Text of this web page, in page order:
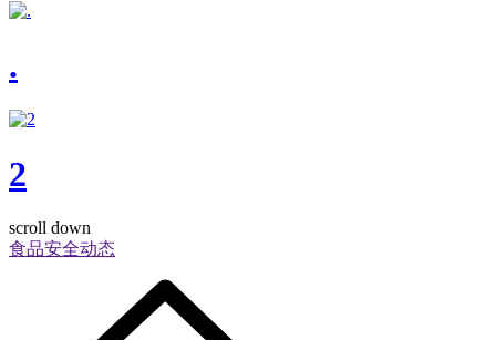
.
2
scroll down
食品安全动态